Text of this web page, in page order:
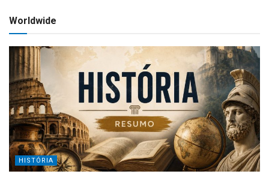
Worldwide
HISTÓRIA